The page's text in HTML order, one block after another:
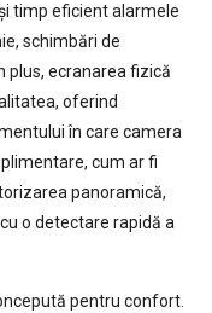
timp eficient alarmele
schimbări de
plus, ecranarea fizică
oferind
în care camera
cum ar fi
panoramică,
o detectare rapidă a
pentru confort.